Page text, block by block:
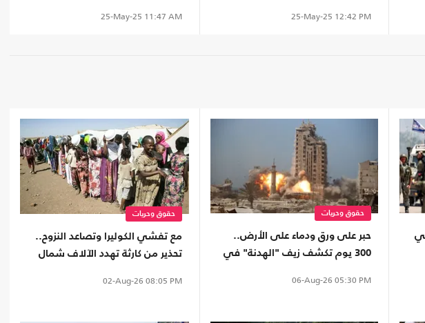
25-May-25 12:42 PM
25-May-25 11:47 AM
حقوق وحريات
حبر على ورق ودماء على الأرض..
300 يوم تكشف زيف "الهدنة" في
06-Aug-26 05:30 PM
حقوق وحريات
مع تفشي الكوليرا وتصاعد النزوح..
تحذير من كارثة تهدد الآلاف شمال
02-Aug-26 08:05 PM